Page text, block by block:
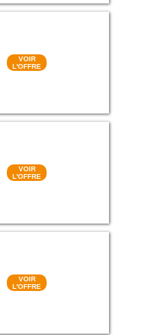
VOIR
L'OFFRE
VOIR
L'OFFRE
VOIR
L'OFFRE